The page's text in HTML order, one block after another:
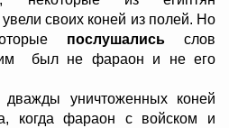
своих коней из полей. Но
послушалисьслов
был не фараон и не его
дважды уничтоженных коней
когда фараон с войском и